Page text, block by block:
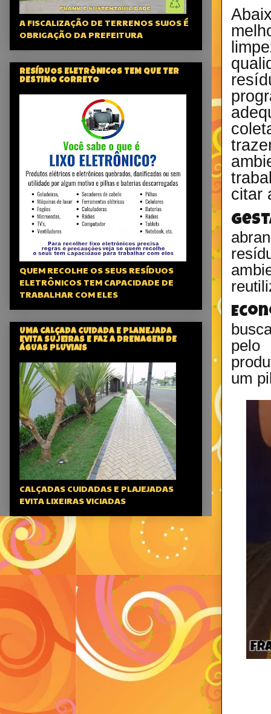
citar
pelo
um
A FISCALIZAÇÃO DE TERRENOS SUJOS É
OBRIGAÇÃO DA PREFEITURA
RESÍDUOS ELETRÔNICOS TEM QUE TER
DESTINO CORRETO
QUEM RECOLHE OS SEUS RESÍDUOS
ELETRÔNICOS TEM CAPACIDADE DE
TRABALHAR COM ELES
UMA CALÇADA CUIDADA E PLANEJADA
EVITA SUJEIRAS E FAZ A DRENAGEM DE
ÁGUAS PLUVIAIS
CALÇADAS CUIDADAS E PLAJEJADAS
EVITA LIXEIRAS VICIADAS